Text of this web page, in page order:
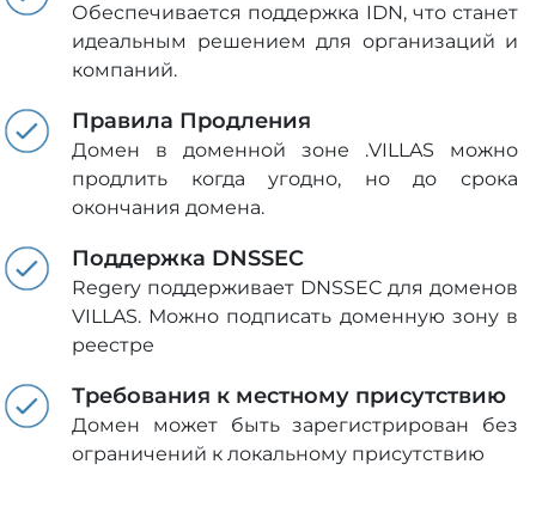
Обеспечивается поддержка IDN, что станет
идеальным решением для организаций и
компаний.
Правила Продления
Домен в доменной зоне .VILLAS можно
продлить когда угодно, но до срока
окончания домена.
Поддержка DNSSEC
Regery поддерживает DNSSEC для доменов
VILLAS. Можно подписать доменную зону в
реестре
Требования к местному присутствию
Домен может быть зарегистрирован без
ограничений к локальному присутствию